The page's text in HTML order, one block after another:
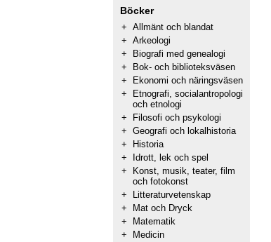
Böcker
+ Allmänt och blandat
+ Arkeologi
+
Biografi med genealogi
+
Bok- och biblioteksväsen
+
Ekonomi och näringsväsen
+
Etnografi, socialantropologi
och etnologi
+
Filosofi och psykologi
+ Geografi och lokalhistoria
+
Historia
+
Idrott, lek och spel
+
Konst, musik, teater, film
och fotokonst
+
Litteraturvetenskap
+
Mat och Dryck
+
Matematik
+
Medicin